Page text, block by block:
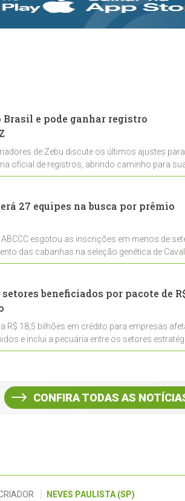
rastreabilidade e
rigor técnico para
Brasil e pode ganhar registro
de Zebu discute os últimos ajustes para
oficial de registros, abrindo caminho para
27 equipes na busca por prêmio
esgotou as inscrições em menos de
das cabanhas na seleção genética de
beneficiados por pacote de
R$ 18,5 bilhões em crédito para empresas
e inclui a pecuária entre os setores
CONFIRA TODAS AS
NEVES PAULISTA (SP)